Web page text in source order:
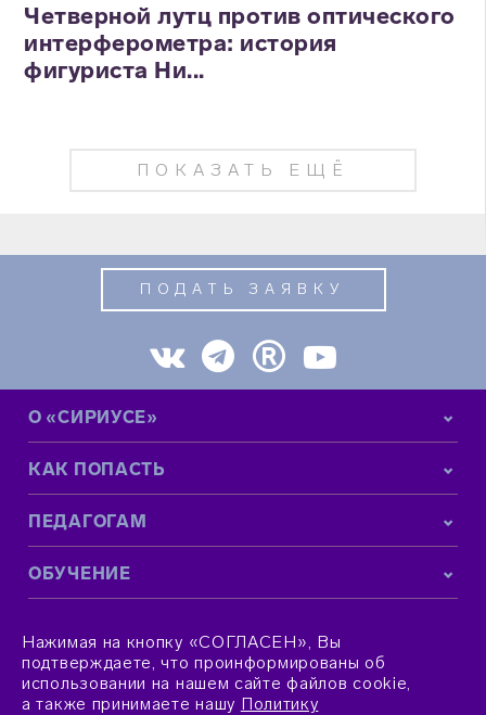
Четверной лутц против оптического
интерферометра: история
фигуриста Ни...
ПОКАЗАТЬ ЕЩЁ
ПОДАТЬ ЗАЯВКУ
О «СИРИУСЕ»
КАК ПОПАСТЬ
ПЕДАГОГАМ
ОБУЧЕНИЕ
Нажимая на кнопку «СОГЛАСЕН», Вы
подтверждаете, что проинформированы об
использовании на нашем сайте файлов cookie,
а также принимаете нашу Политику